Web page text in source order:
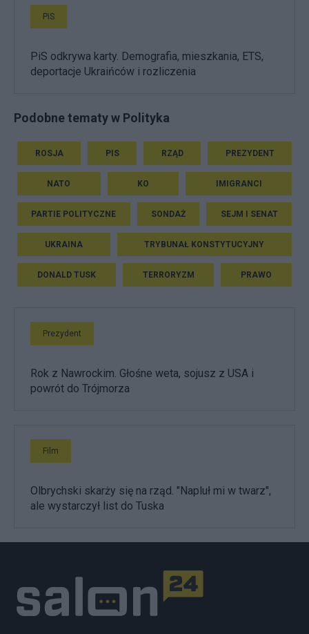
PiS
PiS odkrywa karty. Demografia, mieszkania, ETS,
deportacje Ukraińców i rozliczenia
Podobne tematy w Polityka
ROSJA PIS RZĄD PREZYDENT
NATO KO IMIGRANCI
PARTIE POLITYCZNE SONDAŻ SEJM I SENAT
UKRAINA TRYBUNAŁ KONSTYTUCYJNY
DONALD TUSK TERRORYZM PRAWO
Prezydent
Rok z Nawrockim. Głośne weta, sojusz z USA i
powrót do Trójmorza
Film
Olbrychski skarży się na rząd. "Napluł mi w twarz",
ale wystarczył list do Tuska